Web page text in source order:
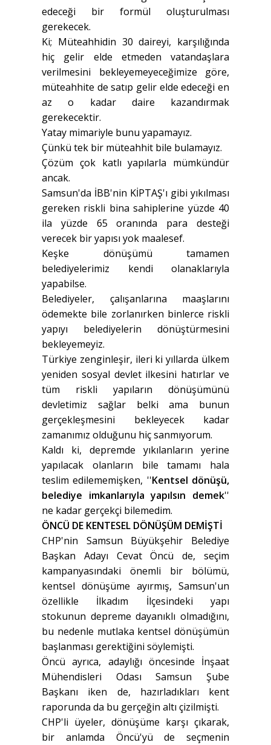
edeceği bir formül oluşturulması
gerekecek.
Ki; Müteahhidin 30 daireyi, karşılığında
hiç gelir elde etmeden vatandaşlara
verilmesini bekleyemeyeceğimize göre,
müteahhite de satıp gelir elde edeceği en
az o kadar daire kazandırmak
gerekecektir.
Yatay mimariyle bunu yapamayız.
Çünkü tek bir müteahhit bile bulamayız.
Çözüm çok katlı yapılarla mümkündür
ancak.
Samsun'da İBB'nin KİPTAŞ'ı gibi yıkılması
gereken riskli bina sahiplerine yüzde 40
ila yüzde 65 oranında para desteği
verecek bir yapısı yok maalesef.
Keşke dönüşümü tamamen
belediyelerimiz kendi olanaklarıyla
yapabilse.
Belediyeler, çalışanlarına maaşlarını
ödemekte bile zorlanırken binlerce riskli
yapıyı belediyelerin dönüştürmesini
bekleyemeyiz.
Türkiye zenginleşir, ileri ki yıllarda ülkem
yeniden sosyal devlet ilkesini hatırlar ve
tüm riskli yapıların dönüşümünü
devletimiz sağlar belki ama bunun
gerçekleşmesini bekleyecek kadar
zamanımız olduğunu hiç sanmıyorum.
Kaldı ki, depremde yıkılanların yerine
yapılacak olanların bile tamamı hala
teslim edilememişken, ''Kentsel dönüşü,
belediye imkanlarıyla yapılsın demek''
ne kadar gerçekçi bilemedim.
ÖNCÜ DE KENTESEL DÖNÜŞÜM DEMİŞTİ
CHP'nin Samsun Büyükşehir Belediye
Başkan Adayı Cevat Öncü de, seçim
kampanyasındaki önemli bir bölümü,
kentsel dönüşüme ayırmış, Samsun'un
özellikle İlkadım İlçesindeki yapı
stokunun depreme dayanıklı olmadığını,
bu nedenle mutlaka kentsel dönüşümün
başlanması gerektiğini söylemişti.
Öncü ayrıca, adaylığı öncesinde İnşaat
Mühendisleri Odası Samsun Şube
Başkanı iken de, hazırladıkları kent
raporunda da bu gerçeğin altı çizilmişti.
CHP'li üyeler, dönüşüme karşı çıkarak,
bir anlamda Öncü'yü de seçmenin